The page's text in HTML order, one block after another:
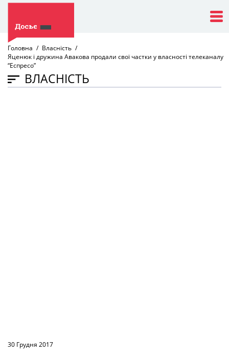
Головна
Власність
Яценюк і дружина Авакова продали свої частки у власності телеканалу
“Еспресо”
ВЛАСНІСТЬ
30 Грудня 2017